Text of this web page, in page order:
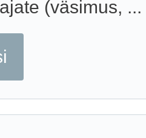
(väsimus, ...